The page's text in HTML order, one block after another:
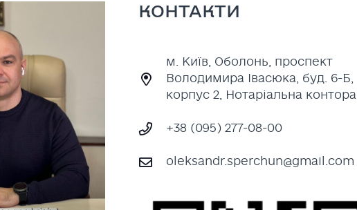
КОНТАКТИ
м. Київ, Оболонь, проспект
Володимира Івасюка, буд. 6-Б,
корпус 2, Нотаріальна контора
+38 (095) 277-08-00
oleksandr.sperchun@gmail.com